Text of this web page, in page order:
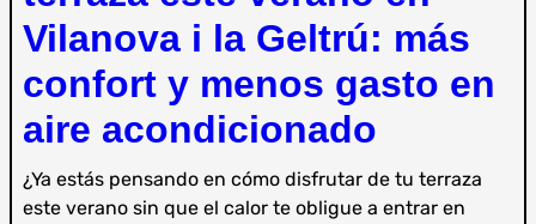
Vilanova i la Geltrú: más
confort y menos gasto en
aire acondicionado
¿Ya estás pensando en cómo disfrutar de tu terraza
este verano sin que el calor te obligue a entrar en